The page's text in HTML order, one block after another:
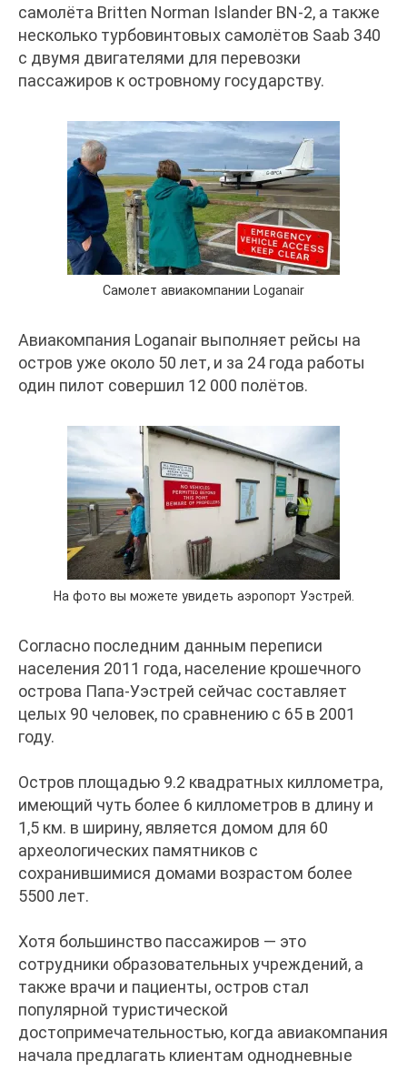
самолёта Britten Norman Islander BN-2, а также
несколько турбовинтовых самолётов Saab 340
с двумя двигателями для перевозки
пассажиров к островному государству.
Самолет авиакомпании Loganair
Авиакомпания Loganair выполняет рейсы на
остров уже около 50 лет, и за 24 года работы
один пилот совершил 12 000 полётов.
На фото вы можете увидеть аэропорт Уэстрей.
Согласно последним данным переписи
населения 2011 года, население крошечного
острова Папа-Уэстрей сейчас составляет
целых 90 человек, по сравнению с 65 в 2001
году.
Остров площадью 9.2 квадратных киллометра,
имеющий чуть более 6 киллометров в длину и
1,5 км. в ширину, является домом для 60
археологических памятников с
сохранившимися домами возрастом более
5500 лет.
Хотя большинство пассажиров — это
сотрудники образовательных учреждений, а
также врачи и пациенты, остров стал
популярной туристической
достопримечательностью, когда авиакомпания
начала предлагать клиентам однодневные